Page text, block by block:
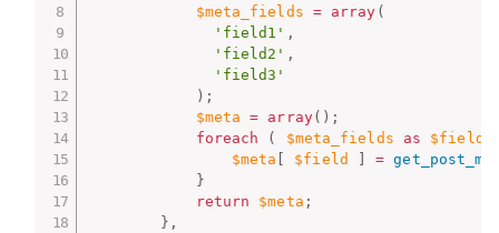
$meta_fields = array (
'field1' ,
'field2' ,
'field3'
) ;
$meta
= array( ) ;
foreach
( $meta_fields as $field
$meta [ $field ] =
}
return
$meta ;
} ,